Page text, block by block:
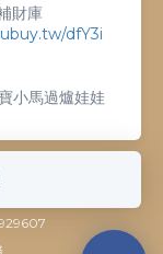
財庫
dfY3i
小馬過爐娃娃
嗎？